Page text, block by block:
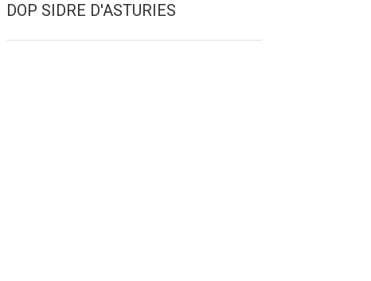
DOP SIDRE D'ASTURIES